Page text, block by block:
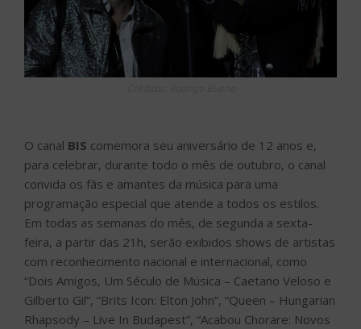
O canal BIS comemora seu aniversário de 12 anos e,
para celebrar, durante todo o mês de outubro, o canal
convida os fãs e amantes da música para uma
programação especial que atende a todos os estilos.
Em todas as semanas do mês, de segunda a sexta-
feira, a partir das 21h, serão exibidos shows de artistas
com reconhecimento nacional e internacional, como
“Dois Amigos, Um Século de Música – Caetano Veloso e
Gilberto Gil”, “Brits Icon: Elton John”, “Queen – Hungarian
Rhapsody – Live In Budapest”, “Acabou Chorare: Novos